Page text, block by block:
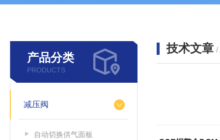
产品分类
PRODUCTS
减压阀
自动切换供气面板
技术文章 /